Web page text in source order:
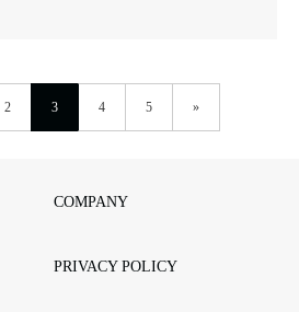
2 3 4 5 »
COMPANY
PRIVACY POLICY